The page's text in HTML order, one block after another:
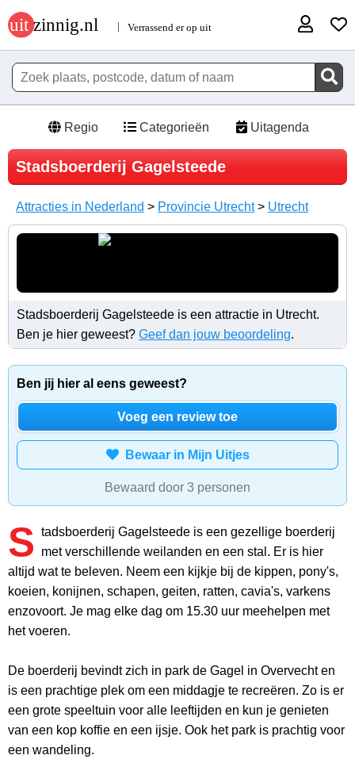
Regio Categorieën Uitagenda
Stadsboerderij Gagelsteede
Attracties in Nederland > Provincie Utrecht> Utrecht
Stadsboerderij Gagelsteede is een attractie in Utrecht.
Ben je hier geweest? Geef dan jouw beoordeling.
Ben jij hier al eens geweest?
Voeg een review toe
Bewaar in Mijn Uitjes
Bewaard door 3 personen
S tadsboerderij Gagelsteede is een gezellige boerderij
met verschillende weilanden en een stal. Er is hier
altijd wat te beleven. Neem een kijkje bij de kippen, pony's,
koeien, konijnen, schapen, geiten, ratten, cavia's, varkens
enzovoort. Je mag elke dag om 15.30 uur meehelpen met
het voeren.
De boerderij bevindt zich in park de Gagel in Overvecht en
is een prachtige plek om een middagje te recreëren. Zo is er
een grote speeltuin voor alle leeftijden en kun je genieten
van een kop koffie en een ijsje. Ook het park is prachtig voor
een wandeling.